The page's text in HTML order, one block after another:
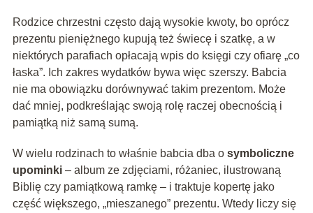
Rodzice chrzestni często dają wysokie kwoty, bo oprócz
prezentu pieniężnego kupują też świecę i szatkę, a w
niektórych parafiach opłacają wpis do księgi czy ofiarę „co
łaska”. Ich zakres wydatków bywa więc szerszy. Babcia
nie ma obowiązku dorównywać takim prezentom. Może
dać mniej, podkreślając swoją rolę raczej obecnością i
pamiątką niż samą sumą.
W wielu rodzinach to właśnie babcia dba o symboliczne
upominki– album ze zdjęciami, różaniec, ilustrowaną
Biblię czy pamiątkową ramkę – i traktuje kopertę jako
część większego, „mieszanego” prezentu. Wtedy liczy się